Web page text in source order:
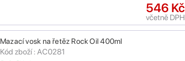
546 Kč
včetně DPH
Mazací vosk na řetěz Rock Oil 400ml
Kód zboží : AC0281